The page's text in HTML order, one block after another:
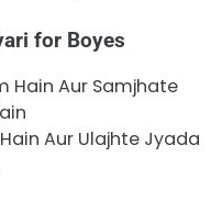
for Boyes
Hain Aur Samjhate
Aur Ulajhte Jyada